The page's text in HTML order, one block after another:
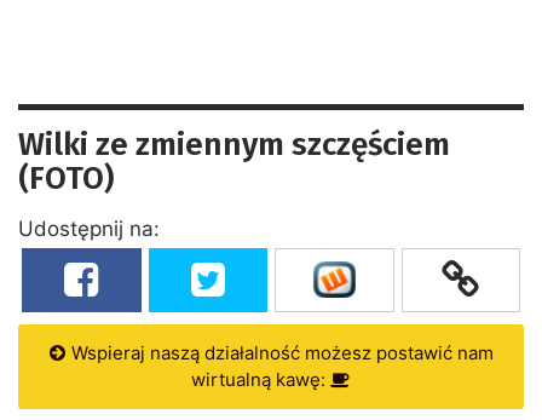
Wilki ze zmiennym szczęściem
(FOTO)
Udostępnij na:
Wspieraj naszą działalność możesz postawić nam
wirtualną kawę: